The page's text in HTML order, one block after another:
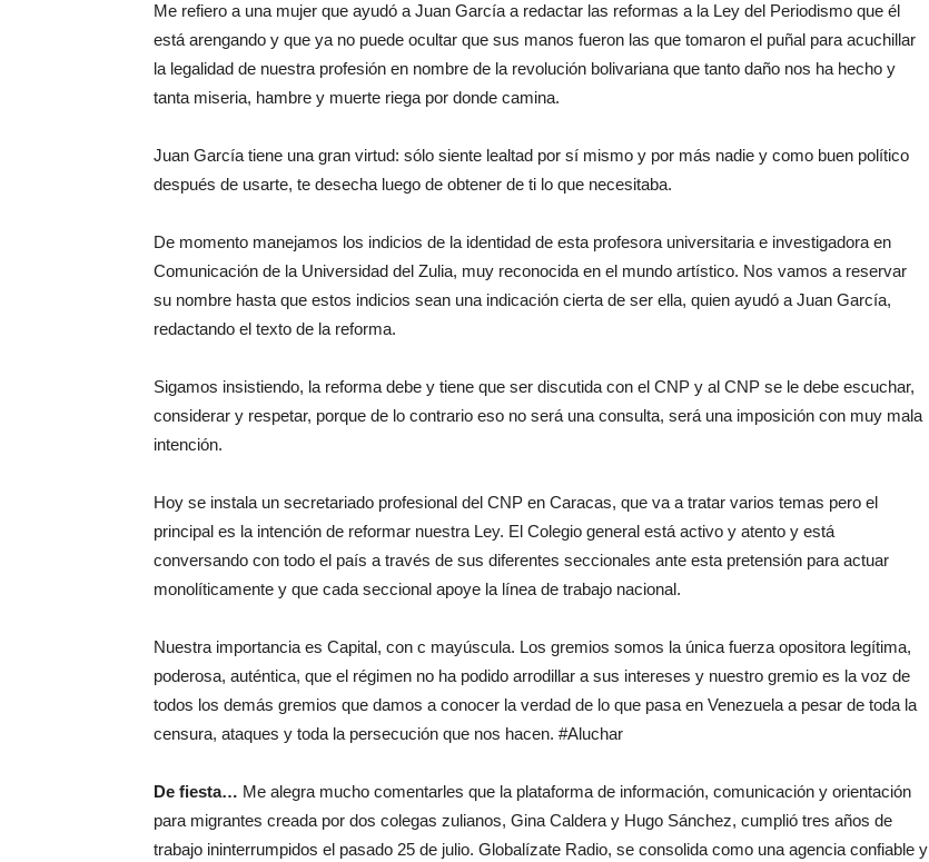
Me refiero a una mujer que ayudó a Juan García a redactar las reformas a la Ley del Periodismo que él
está arengando y que ya no puede ocultar que sus manos fueron las que tomaron el puñal para acuchillar
la legalidad de nuestra profesión en nombre de la revolución bolivariana que tanto daño nos ha hecho y
tanta miseria, hambre y muerte riega por donde camina.
Juan García tiene una gran virtud: sólo siente lealtad por sí mismo y por más nadie y como buen político
después de usarte, te desecha luego de obtener de ti lo que necesitaba.
De momento manejamos los indicios de la identidad de esta profesora universitaria e investigadora en
Comunicación de la Universidad del Zulia, muy reconocida en el mundo artístico. Nos vamos a reservar
su nombre hasta que estos indicios sean una indicación cierta de ser ella, quien ayudó a Juan García,
redactando el texto de la reforma.
Sigamos insistiendo, la reforma debe y tiene que ser discutida con el CNP y al CNP se le debe escuchar,
considerar y respetar, porque de lo contrario eso no será una consulta, será una imposición con muy mala
intención.
Hoy se instala un secretariado profesional del CNP en Caracas, que va a tratar varios temas pero el
principal es la intención de reformar nuestra Ley. El Colegio general está activo y atento y está
conversando con todo el país a través de sus diferentes seccionales ante esta pretensión para actuar
monolíticamente y que cada seccional apoye la línea de trabajo nacional.
Nuestra importancia es Capital, con c mayúscula. Los gremios somos la única fuerza opositora legítima,
poderosa, auténtica, que el régimen no ha podido arrodillar a sus intereses y nuestro gremio es la voz de
todos los demás gremios que damos a conocer la verdad de lo que pasa en Venezuela a pesar de toda la
censura, ataques y toda la persecución que nos hacen. #Aluchar
De fiesta… Me alegra mucho comentarles que la plataforma de información, comunicación y orientación
para migrantes creada por dos colegas zulianos, Gina Caldera y Hugo Sánchez, cumplió tres años de
trabajo ininterrumpidos el pasado 25 de julio. Globalízate Radio, se consolida como una agencia confiable y